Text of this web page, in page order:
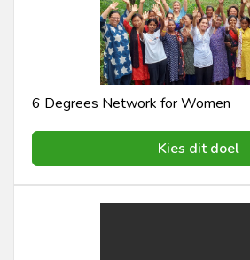
6 Degrees Network for Women
Kies dit doel